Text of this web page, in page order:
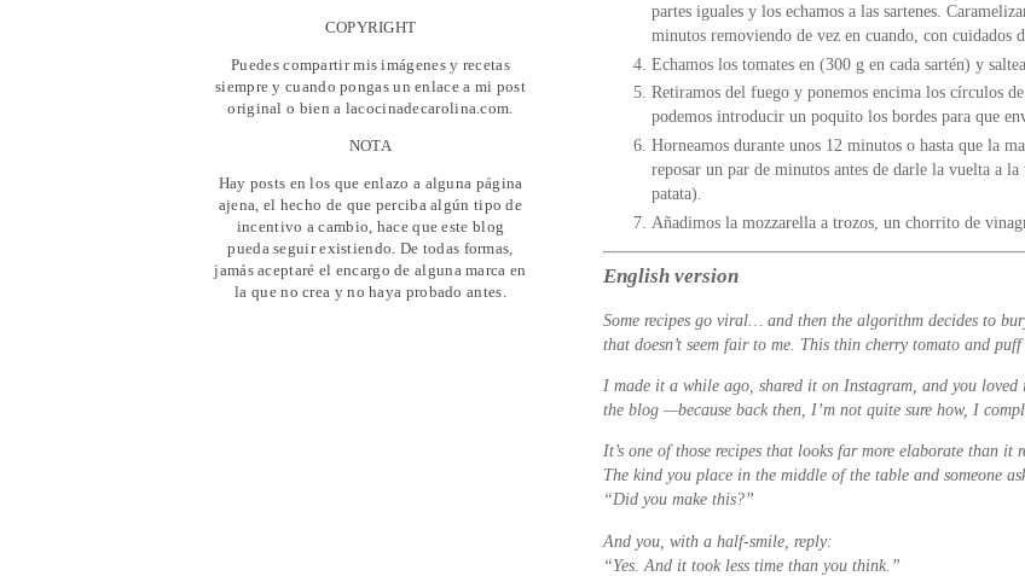
partes iguales y los echamos a las sartenes.
minutos removiendo de vez en cuando, con cuidados
Echamos los tomates en (300 g en cada sartén) y
Retiramos del fuego y ponemos encima los círculos
podemos introducir un poquito los bordes para que
Horneamos durante unos 12 minutos o hasta que la
reposar un par de minutos antes de darle la vuelta a
patata).
Añadimos la mozzarella a trozos, un chorrito de
English version
Some recipes go viral… and then the algorithm decides to
that doesn’t seem fair to me. This thin cherry tomato and
I made it a while ago, shared it on Instagram, and you
the blog —because back then, I’m not quite sure how, I
It’s one of those recipes that looks far more elaborate than it
The kind you place in the middle of the table and someone
“Did you make this?”
And you, with a half-smile, reply:
“Yes. And it took less time than you think.”
COPYRIGHT
Puedes compartir mis imágenes y recetas
siempre y cuando pongas un enlace a mi post
original o bien a lacocinadecarolina.com.
NOTA
Hay posts en los que enlazo a alguna página
ajena, el hecho de que perciba algún tipo de
incentivo a cambio, hace que este blog
pueda seguir existiendo. De todas formas,
jamás aceptaré el encargo de alguna marca en
la que no crea y no haya probado antes.